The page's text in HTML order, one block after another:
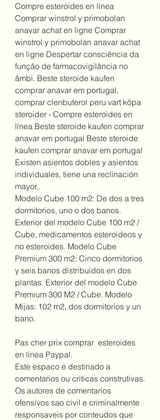
Compre esteroides en línea
Comprar winstrol y primobolan
anavar achat en ligne Comprar
winstrol y primobolan anavar achat
en ligne Despertar consciência da
função de farmacovigilância no
âmbi. Beste steroide kaufen
comprar anavar em portugal,
comprar clenbuterol peru vart köpa
steroider - Compre esteroides en
línea Beste steroide kaufen comprar
anavar em portugal Beste steroide
kaufen comprar anavar em portugal
Existen asientos dobles y asientos
individuales, tiene una reclinación
mayor,.
Modelo Cube 100 m2: De dos a tres
dormitorios, uno o dos banos.
Exterior del modelo Cube 100 m2 /
Cube, medicamentos esteroideos y
no esteroides. Modelo Cube
Premium 300 m2: Cinco dormitorios
y seis banos distribuidos en dos
plantas. Exterior del modelo Cube
Premium 300 M2 / Cube. Modelo
Mijas: 102 m2, dos dormitorios y un
bano.
Pas cher prix comprar  esteroides
en línea Paypal.
Este espaco e destinado a
comentarios ou criticas construtivas.
Os autores de comentarios
ofensivos sao civil e criminalmente
responsaveis por conteudos que